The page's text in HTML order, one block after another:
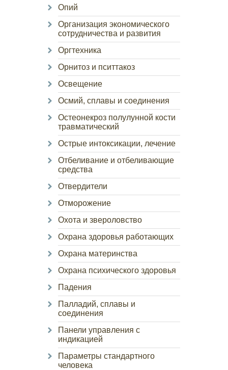
Опий
Организация экономического
сотрудничества и развития
Оргтехника
Орнитоз и пситтакоз
Освещение
Осмий, сплавы и соединения
Остеонекроз полулунной кости
травматический
Острые интоксикации, лечение
Отбеливание и отбеливающие
средства
Отвердители
Отморожение
Охота и звероловство
Охрана здоровья работающих
Охрана материнства
Охрана психического здоровья
Падения
Палладий, сплавы и
соединения
Панели управления с
индикацией
Параметры стандартного
человека